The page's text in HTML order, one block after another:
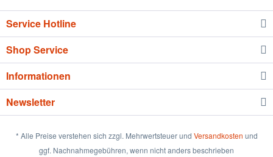
Service Hotline
Shop Service
Informationen
Newsletter
* Alle Preise verstehen sich zzgl. Mehrwertsteuer und Versandkosten und
ggf. Nachnahmegebühren, wenn nicht anders beschrieben